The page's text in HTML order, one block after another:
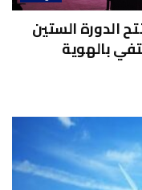
الدورة الستين
بالهوية